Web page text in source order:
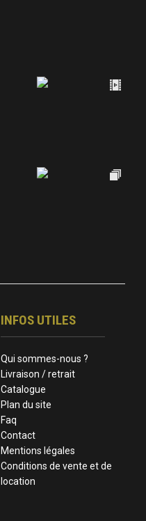
INFOS UTILES
Qui sommes-nous ?
Livraison / retrait
Catalogue
Plan du site
Faq
Contact
Mentions légales
Conditions de vente et de
location